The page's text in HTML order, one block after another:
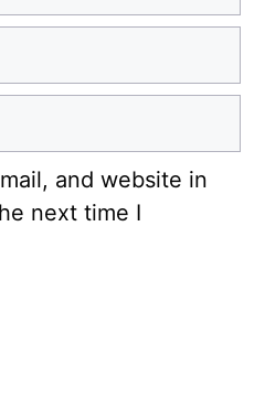
and website in
next time I